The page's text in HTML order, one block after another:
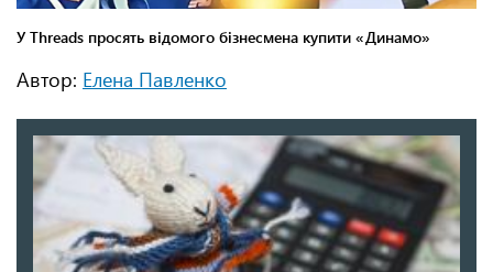
Автор: Елена Павленко